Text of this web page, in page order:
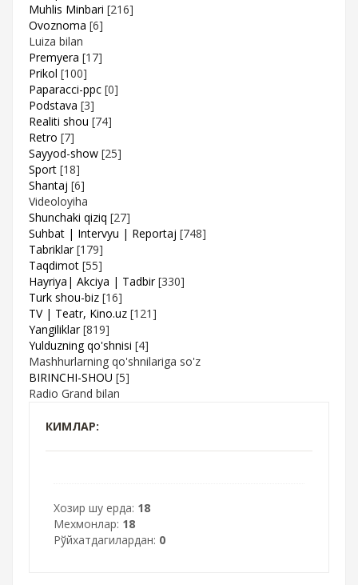
Muhlis Minbari [216]
Ovoznoma [6]
Luiza bilan
Premyera [17]
Prikol [100]
Paparacci-ppc [0]
Podstava [3]
Realiti shou [74]
Retro [7]
Sayyod-show [25]
Sport [18]
Shantaj [6]
Videoloyiha
Shunchaki qiziq [27]
Suhbat | Intervyu | Reportaj [748]
Tabriklar [179]
Taqdimot [55]
Hayriya| Akciya | Tadbir [330]
Turk shou-biz [16]
TV | Teatr, Kino.uz [121]
Yangiliklar [819]
Yulduzning qo'shnisi [4]
Mashhurlarning qo'shnilariga so'z
BIRINCHI-SHOU [5]
Radio Grand bilan
КИМЛАР:
Хозир шу ерда: 18
Мехмонлар: 18
Рўйхатдагилардан: 0